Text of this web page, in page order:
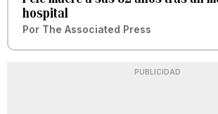
hospital
Por The Associated Press
PUBLICIDAD